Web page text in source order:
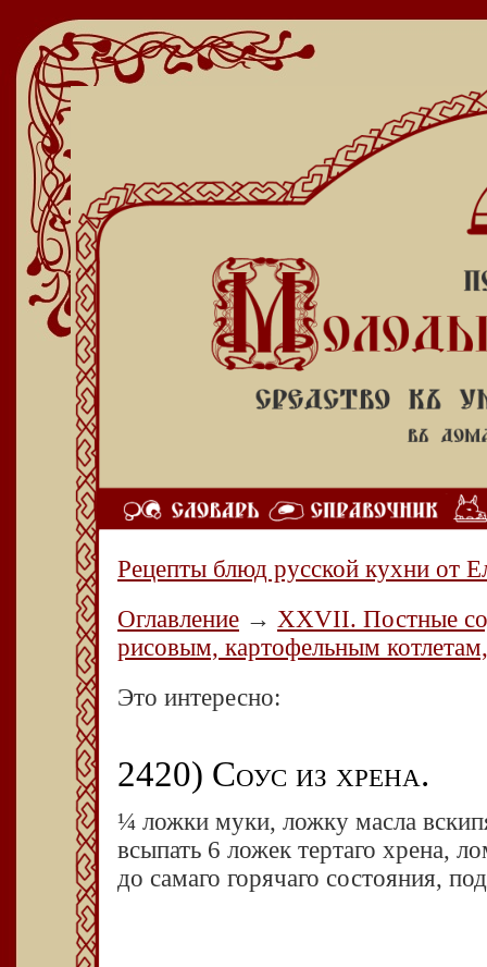
Рецепты блюд русской кухни от
Оглавление → XXVII. Постные
рисовым, картофельным
Это интересно:
2420) Соус из хрена.
¼ ложки муки, ложку масла
всыпать 6 ложек тертаго хрена,
до самаго горячаго состояния,